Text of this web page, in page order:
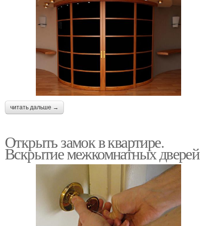
читать дальше →
Открыть замок в квартире.
Вскрытие межкомнатных дверей